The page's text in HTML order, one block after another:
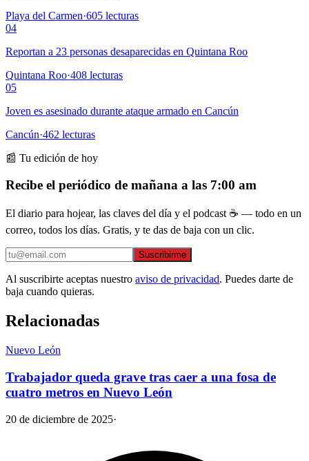
Playa del Carmen·605 lecturas
04
Reportan a 23 personas desaparecidas en Quintana Roo
Quintana Roo·408 lecturas
05
Joven es asesinado durante ataque armado en Cancún
Cancún·462 lecturas
📰 Tu edición de hoy
Recibe el periódico de mañana a las 7:00 am
El diario para hojear, las claves del día y el podcast ☕ — todo en un
correo, todos los días. Gratis, y te das de baja con un clic.
Suscribirme
Al suscribirte aceptas nuestro aviso de privacidad. Puedes darte de
baja cuando quieras.
Relacionadas
Nuevo León
Trabajador queda grave tras caer a una fosa de
cuatro metros en Nuevo León
20 de diciembre de 2025·